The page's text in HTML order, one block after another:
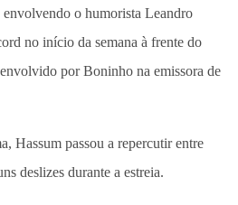
envolvendo o humorista Leandro
no início da semana à frente do
por Boninho na emissora de
Hassum passou a repercutir entre
deslizes durante a estreia.